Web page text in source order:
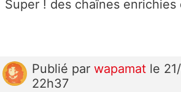
Super ! des chaînes enrichies
Publié par wapamat le
22h37